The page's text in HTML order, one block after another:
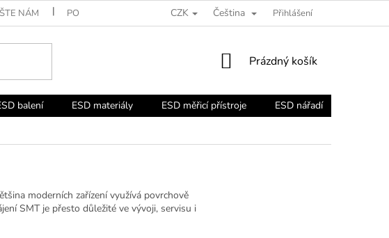
NÁM PORADNA CZK Čeština Přihlášení
NÁKUPNÍ
Prázdný košík
balení ESD materiály ESD měřicí přístroje ESD nářadí
moderních zařízení využívá povrchově
SMT je přesto důležité ve vývoji, servisu i